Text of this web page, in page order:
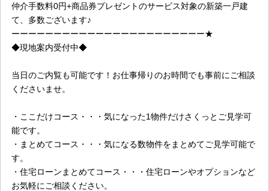
仲介手数料0円+商品券プレゼントのサービス対象の新築一戸建
て、多数ございます♪
ーーーーーーーーーーーーーーーーーーーーーーー★
◆現地案内受付中◆
当日のご内覧も可能です！お仕事帰りのお時間でも事前にご相談
くださいませ。
・ここだけコース・・・気になった1物件だけさくっとご見学可
能です。
・まとめてコース・・・気になる数物件をまとめてご見学可能で
す。
・住宅ローンまとめてコース・・・住宅ローンやオプションなど
お気軽にご相談ください。